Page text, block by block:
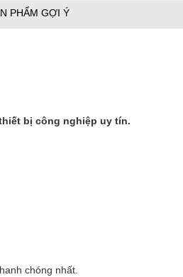
PHẨM GỢI Ý
thiết bị công nghiệp uy tín.
chóng nhất.